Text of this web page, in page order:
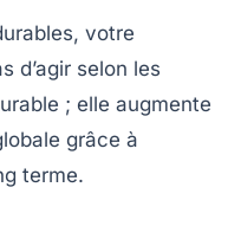
votre
d’agir selon les
; elle augmente
grâce à
terme.